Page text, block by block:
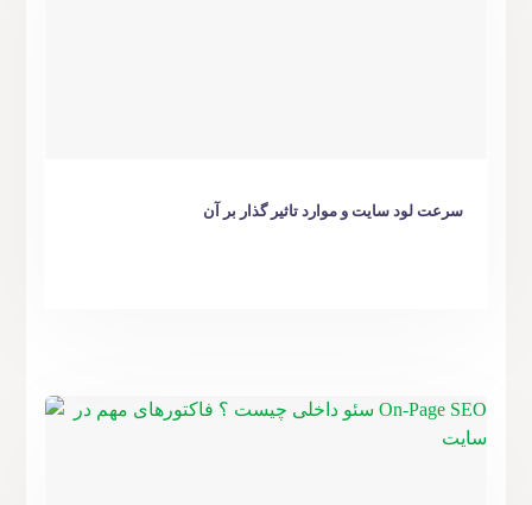
سرعت لود سایت و موارد تاثیر گذار بر آن